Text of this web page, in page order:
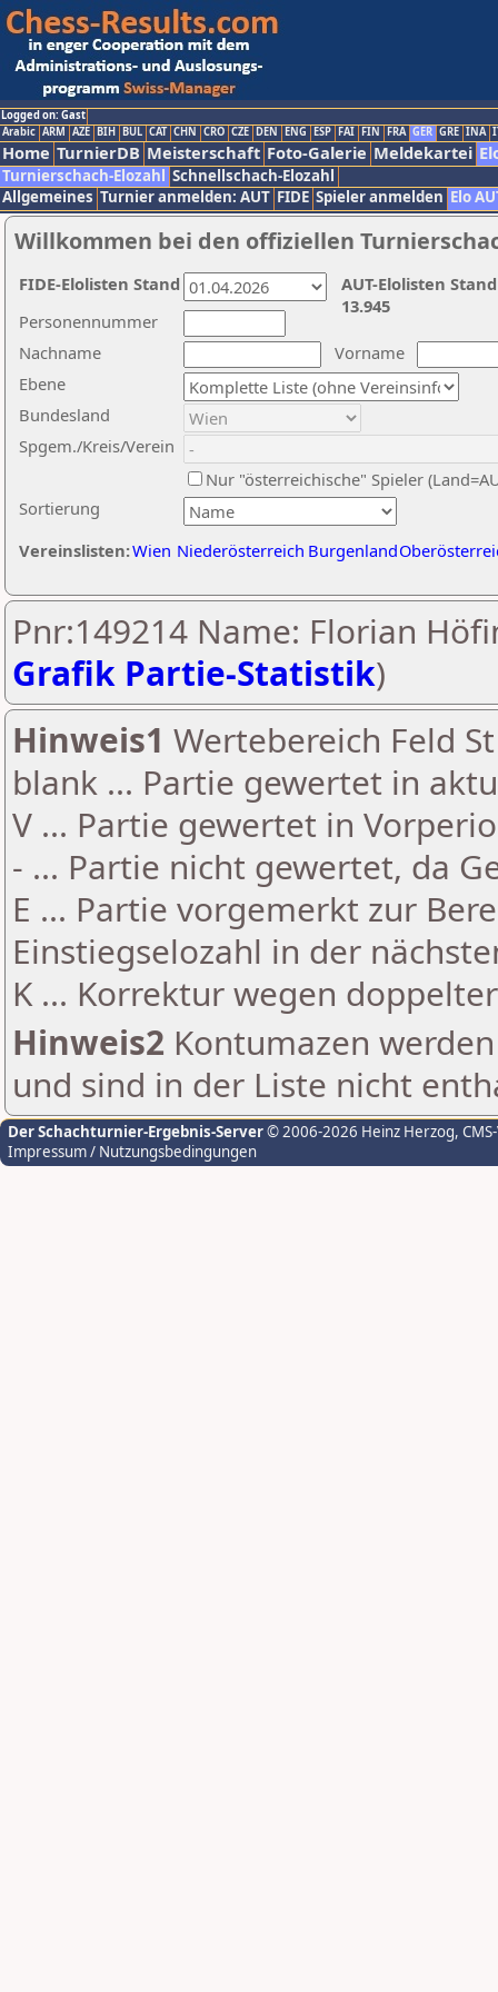
Logged on: Gast
Arabic ARM AZE BIH BUL CAT CHN CRO CZE DEN ENG ESP FAI FIN FRA GER GRE INA
Home TurnierDB Meisterschaft Foto-Galerie Meldekartei
Turnierschach-Elozahl Schnellschach-Elozahl
Allgemeines Turnier anmelden: AUT FIDE Spieler anmelden Elo
Willkommen bei den offiziellen
Nachname
Vorname
Ebene
Sortierung
Personennummer
Bundesland
Spgem./Kreis/Verein
Nur "österreichische" Spieler
Vereinslisten:Wien Niederösterreich Burgenland
AUT-Elolisten
13.945
FIDE-Elolisten Stand
Pnr:149214 Name: Florian
Grafik Partie-Statistik)
Hinweis1 Wertebereich Feld
blank ... Partie gewertet in
V ... Partie gewertet in
- ... Partie nicht gewertet, da
E ... Partie vorgemerkt zur
Einstiegselozahl in der
K ... Korrektur wegen
Hinweis2 Kontumazen
und sind in der Liste nicht
Der Schachturnier-Ergebnis-Server© 2006-2026 Heinz Herzog,
Impressum / Nutzungsbedingungen